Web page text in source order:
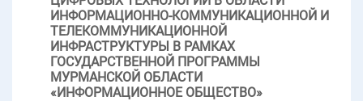
ИНФОРМАЦИОННО-КОММУНИКАЦИОННОЙ И
ТЕЛЕКОММУНИКАЦИОННОЙ
ИНФРАСТРУКТУРЫ В РАМКАХ
ГОСУДАРСТВЕННОЙ ПРОГРАММЫ
МУРМАНСКОЙ ОБЛАСТИ
«ИНФОРМАЦИОННОЕ ОБЩЕСТВО»